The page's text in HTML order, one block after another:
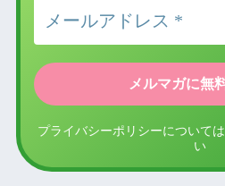
プライバシーポリシーについては
い